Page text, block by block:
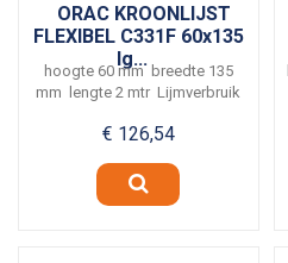
ORAC KROONLIJST
FLEXIBEL C331F 60x135
lg...
hoogte 60 mm breedte 135
mm lengte 2 mtr Lijmverbruik
€ 126,54